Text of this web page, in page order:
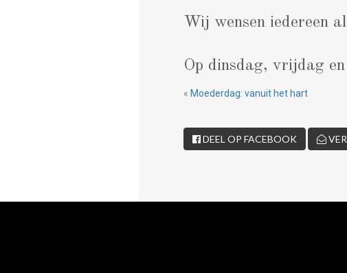
Wij wensen iedereen
Op dinsdag, vrijdag
« Moederdag: vanuit het hart
DEEL OP FACEBOOK